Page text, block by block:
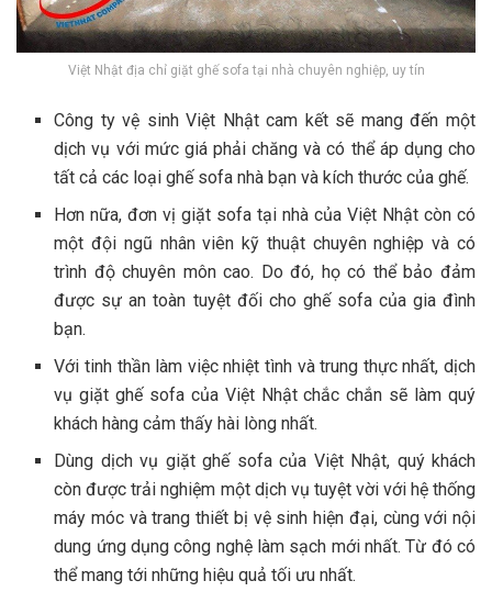
Việt Nhật địa chỉ giặt ghế sofa tại nhà chuyên nghiệp, uy tín
Công ty vệ sinh Việt Nhật cam kết sẽ mang đến một
dịch vụ với mức giá phải chăng và có thể áp dụng cho
tất cả các loại ghế sofa nhà bạn và kích thước của ghế.
Hơn nữa, đơn vị giặt sofa tại nhà của Việt Nhật còn có
một đội ngũ nhân viên kỹ thuật chuyên nghiệp và có
trình độ chuyên môn cao. Do đó, họ có thể bảo đảm
được sự an toàn tuyệt đối cho ghế sofa của gia đình
bạn.
Với tinh thần làm việc nhiệt tình và trung thực nhất, dịch
vụ giặt ghế sofa của Việt Nhật chắc chắn sẽ làm quý
khách hàng cảm thấy hài lòng nhất.
Dùng dịch vụ giặt ghế sofa của Việt Nhật, quý khách
còn được trải nghiệm một dịch vụ tuyệt vời với hệ thống
máy móc và trang thiết bị vệ sinh hiện đại, cùng với nội
dung ứng dụng công nghệ làm sạch mới nhất. Từ đó có
thể mang tới những hiệu quả tối ưu nhất.